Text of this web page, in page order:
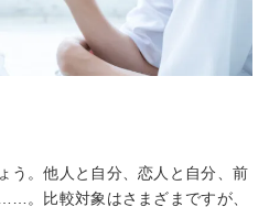
う。他人と自分、恋人と自分、前
。比較対象はさまざまですが、